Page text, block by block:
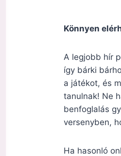
Könnyen
A legjobb hír
így bárki
a játékot, és
tanulnak! Ne
benfoglalás
versenyben,
Ha hasonló